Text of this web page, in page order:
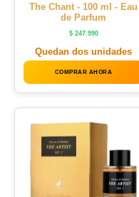
The Chant - 100 ml - Eau
de Parfum
$247.990
Quedan dos unidades
COMPRAR AHORA